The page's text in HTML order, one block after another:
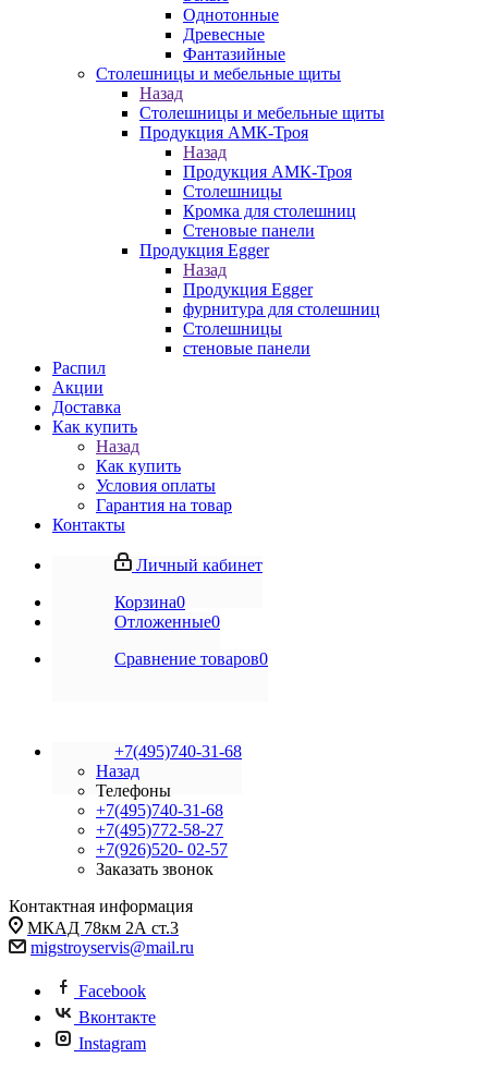
Однотонные
Древесные
Фантазийные
Столешницы и мебельные щиты
Назад
Столешницы и мебельные щиты
Продукция АМК-Троя
Назад
Продукция АМК-Троя
Столешницы
Кромка для столешниц
Стеновые панели
Продукция Egger
Назад
Продукция Egger
фурнитура для столешниц
Столешницы
стеновые панели
Распил
Акции
Доставка
Как купить
Назад
Как купить
Условия оплаты
Гарантия на товар
Контакты
Личный кабинет
Корзина0
Отложенные0
Сравнение товаров0
+7(495)740-31-68
Назад
Телефоны
+7(495)740-31-68
+7(495)772-58-27
+7(926)520- 02-57
Заказать звонок
Контактная информация
МКАД 78км 2А ст.3
migstroyservis@mail.ru
Facebook
Вконтакте
Instagram